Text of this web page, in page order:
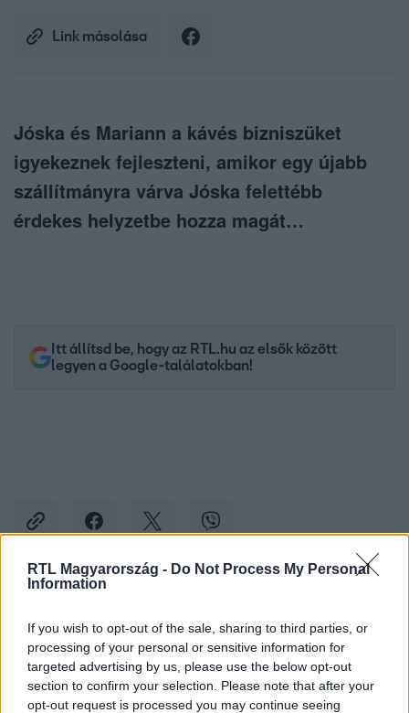
RTL Magyarország - Do Not Process My Personal
Information
If you wish to opt-out of the sale, sharing to third parties, or
processing of your personal or sensitive information for
targeted advertising by us, please use the below opt-out
section to confirm your selection. Please note that after your
opt-out request is processed you may continue seeing
Link másolása
Jóska és Mariann a kávés bizniszüket
igyekeznek fejleszteni, amikor egy újabb
szállítmányra várva Jóska felettébb
érdekes helyzetbe hozza magát…
Itt állítsd be, hogy az RTL.hu az elsők között
legyen a Google-találatokban!
Facebookon is!